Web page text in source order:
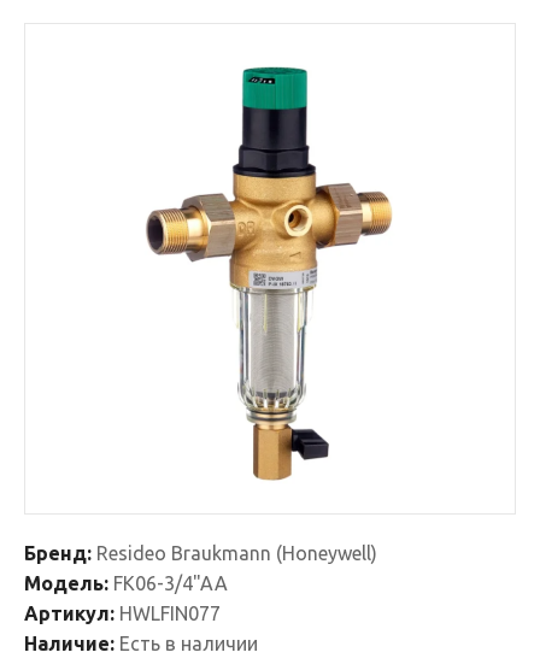
Бренд: Resideo Braukmann (Honeywell)
Модель: FK06-3/4"AA
Артикул: HWLFIN077
Наличие: Есть в наличии